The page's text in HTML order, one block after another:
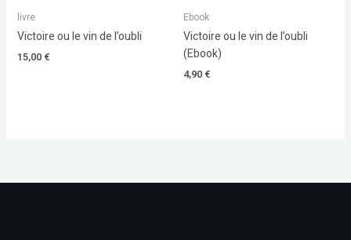
livre
Victoire ou le vin de l’oubli
15,00 €
Ebook
Victoire ou le vin de l’oubli
(Ebook)
4,90 €